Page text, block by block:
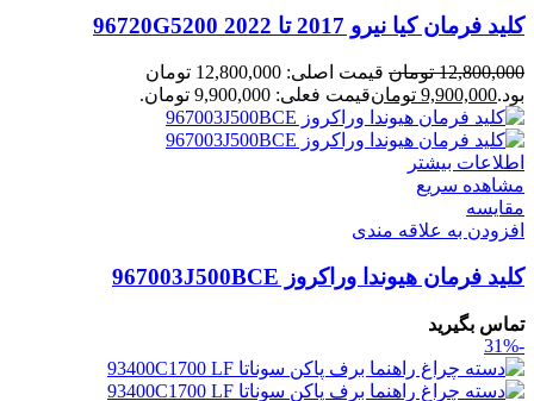
کلید فرمان کیا نیرو 2017 تا 2022 96720G5200
12,800,000 تومان
قیمت اصلی: 12,800,000 تومان
بود.9,900,000 تومانقیمت فعلی: 9,900,000 تومان.
اطلاعات بیشتر
مشاهده سریع
مقایسه
افزودن به علاقه مندی
کلید فرمان هیوندا وراکروز 967003J500BCE
تماس بگیرید
-31%